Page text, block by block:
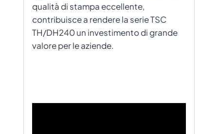
qualità di stampa eccellente,
contribuisce a rendere la serie TSC
TH/DH240 un investimento di grande
valore per le aziende.